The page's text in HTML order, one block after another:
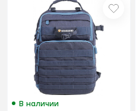
В наличии